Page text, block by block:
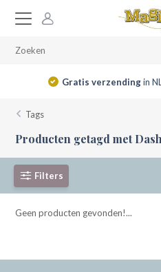
Gratis verzendingin
Tags
Producten getagd met Dash
Filters
Geen producten gevonden!...